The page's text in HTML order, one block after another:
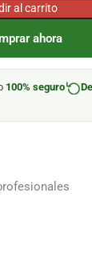
al carrito
ahora
100% seguro